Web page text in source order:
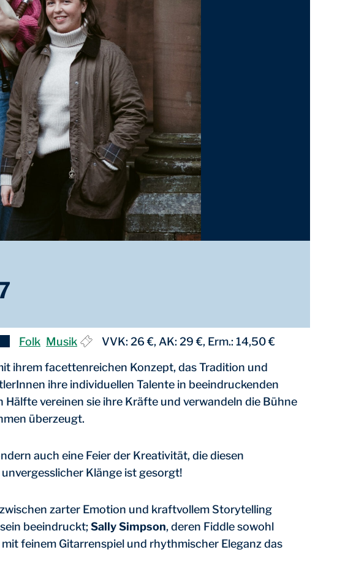
Folk Musik
VVK: 26 €, AK: 29 €, Erm.: 14,50 €
ihrem facettenreichen Konzept, das Tradition und
ihre individuellen Talente in beeindruckenden
vereinen sie ihre Kräfte und verwandeln die Bühne
überzeugt.
auch eine Feier der Kreativität, die diesen
Klänge ist gesorgt!
zarter Emotion und kraftvollem Storytelling
beeindruckt;Sally Simpson, deren Fiddle sowohl
mit feinem Gitarrenspiel und rhythmischer Eleganz das